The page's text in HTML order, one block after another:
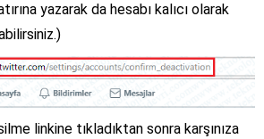
yazarak da hesabı kalıcı olarak
linkine tıkladıktan sonra karşınıza